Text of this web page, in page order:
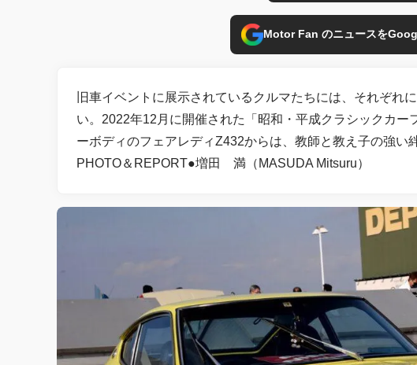
Motor Fan のニュースを
旧車イベントに展示されているクルマたちには、それぞれ
い。2022年12月に開催された「昭和・平成クラシックカー
ーボディのフェアレディZ432からは、教師と教え子の強い
PHOTO＆REPORT●増田 満（MASUDA Mitsuru）